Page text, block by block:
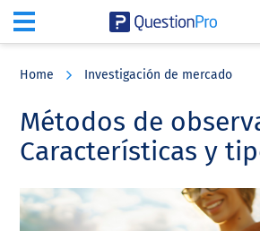
content
sidebar
Home Investigación de mercado
Métodos de
Características y